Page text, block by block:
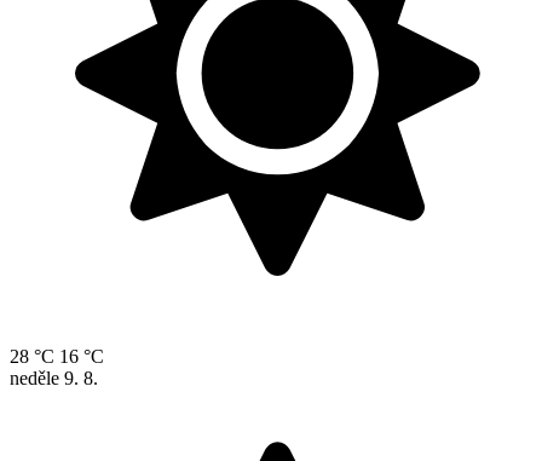
28 °C 16 °C
neděle 9. 8.